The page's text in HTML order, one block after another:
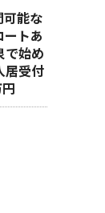
可能な
ートあ
で始め
居受付